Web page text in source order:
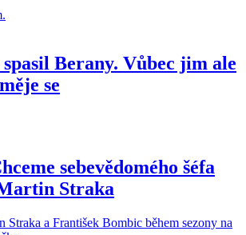
Berany. Vůbec jim ale
se
sebevědomého šéfa
Straka